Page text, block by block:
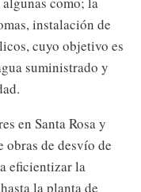
instalación de
cuyo objetivo es
suministrado y
en Santa Rosa y
de desvío de
eficientizar la
la planta de